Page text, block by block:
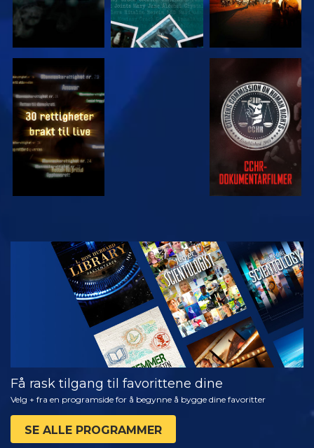
SE SE
SE
UTFORSK
SERIEN
Få rask tilgang til favorittene dine
Velg + fra en programside for å begynne å bygge dine favoritter
SE ALLE PROGRAMMER